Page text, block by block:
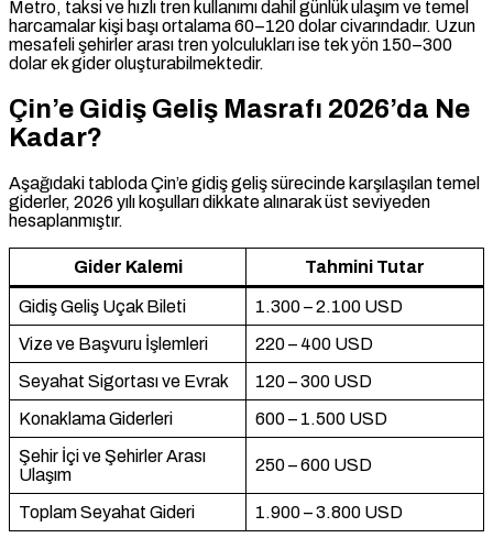
Metro, taksi ve hızlı tren kullanımı dahil günlük ulaşım ve temel
harcamalar kişi başı ortalama 60–120 dolar civarındadır. Uzun
mesafeli şehirler arası tren yolculukları ise tek yön 150–300
dolar ek gider oluşturabilmektedir.
Çin’e Gidiş Geliş Masrafı 2026’da Ne
Kadar?
Aşağıdaki tabloda Çin’e gidiş geliş sürecinde karşılaşılan temel
giderler, 2026 yılı koşulları dikkate alınarak üst seviyeden
hesaplanmıştır.
Gider Kalemi Tahmini Tutar
Gidiş Geliş Uçak Bileti
1.300 – 2.100 USD
Vize ve Başvuru İşlemleri
220 – 400 USD
Seyahat Sigortası ve Evrak
120 – 300 USD
Konaklama Giderleri
600 – 1.500 USD
Şehir İçi ve Şehirler Arası
Ulaşım
250 – 600 USD
Toplam Seyahat Gideri 1.900 – 3.800 USD